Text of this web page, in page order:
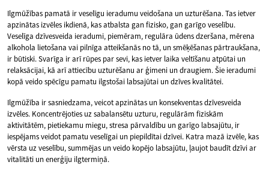
Ilgmūžības pamatā ir veselīgu ieradumu veidošana un uzturēšana. Tas ietver
apzinātas izvēles ikdienā, kas atbalsta gan fizisko, gan garīgo veselību.
Veselīga dzīvesveida ieradumi, piemēram, regulāra ūdens dzeršana, mērena
alkohola lietošana vai pilnīga atteikšanās no tā, un smēķēšanas pārtraukšana,
ir būtiski. Svarīga ir arī rūpes par sevi, kas ietver laika veltīšanu atpūtai un
relaksācijai, kā arī attiecību uzturēšanu ar ģimeni un draugiem. Šie ieradumi
kopā veido spēcīgu pamatu ilgstošai labsajūtai un dzīves kvalitātei.
Ilgmūžība ir sasniedzama, veicot apzinātas un konsekventas dzīvesveida
izvēles. Koncentrējoties uz sabalansētu uzturu, regulārām fiziskām
aktivitātēm, pietiekamu miegu, stresa pārvaldību un garīgo labsajūtu, ir
iespējams veidot pamatu veselīgai un piepildītai dzīvei. Katra mazā izvēle, kas
vērsta uz veselību, summējas un veido kopējo labsajūtu, ļaujot baudīt dzīvi ar
vitalitāti un enerģiju ilgtermiņā.